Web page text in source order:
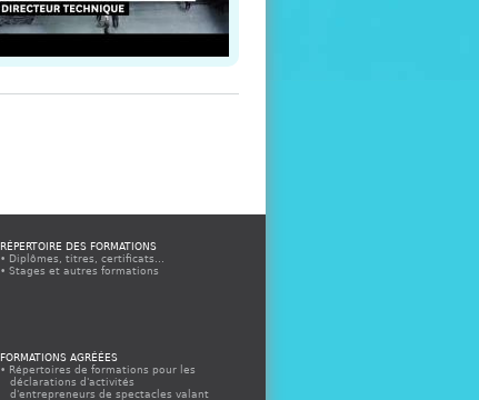
RÉPERTOIRE DES FORMATIONS
Diplômes, titres, certificats...
Stages et autres formations
FORMATIONS AGRÉÉES
Répertoires de formations pour les
déclarations d'activités
d'entrepreneurs de spectacles valant